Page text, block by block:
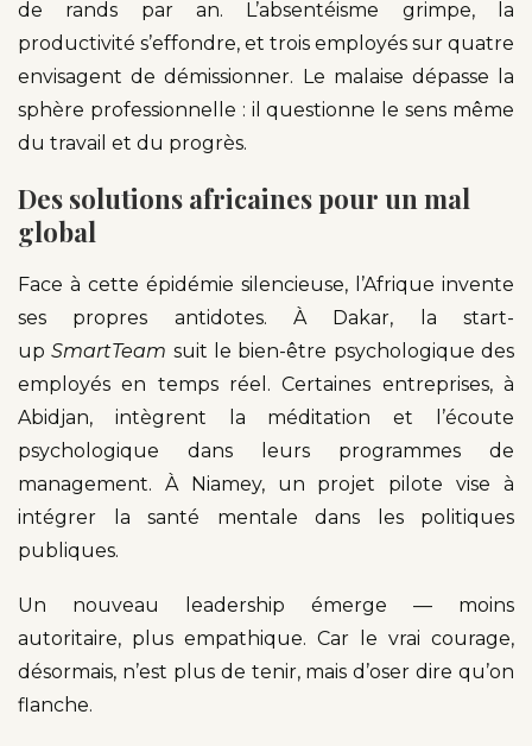
de rands par an. L’absentéisme grimpe, la
productivité s’effondre, et trois employés sur quatre
envisagent de démissionner. Le malaise dépasse la
sphère professionnelle : il questionne le sens même
du travail et du progrès.
Des solutions africaines pour un mal
global
Face à cette épidémie silencieuse, l’Afrique invente
ses propres antidotes. À Dakar, la start-
upSmartTeam suit le bien-être psychologique des
employés en temps réel. Certaines entreprises, à
Abidjan, intègrent la méditation et l’écoute
psychologique dans leurs programmes de
management. À Niamey, un projet pilote vise à
intégrer la santé mentale dans les politiques
publiques.
Un nouveau leadership émerge — moins
autoritaire, plus empathique. Car le vrai courage,
désormais, n’est plus de tenir, mais d’oser dire qu’on
flanche.